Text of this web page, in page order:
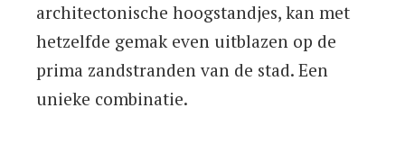
architectonische hoogstandjes, kan met
hetzelfde gemak even uitblazen op de
prima zandstranden van de stad. Een
unieke combinatie.